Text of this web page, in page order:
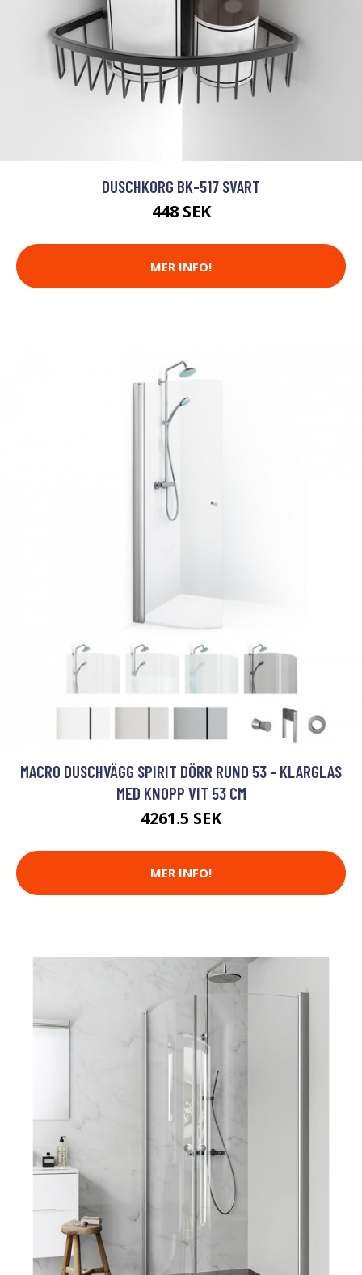
DUSCHKORG BK-517 SVART
448 SEK
MER INFO!
MACRO DUSCHVÄGG SPIRIT DÖRR RUND 53 - KLARGLAS
MED KNOPP VIT 53 CM
4261.5 SEK
MER INFO!